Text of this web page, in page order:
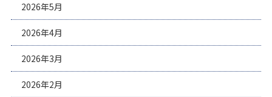
2026年5月
2026年4月
2026年3月
2026年2月